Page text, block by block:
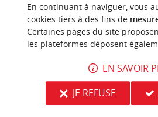
En continuant à naviguer, vous
cookies tiers à des fins de
Certaines pages du site
les plateformes déposent
EN SAVOIR
JE REFUSE